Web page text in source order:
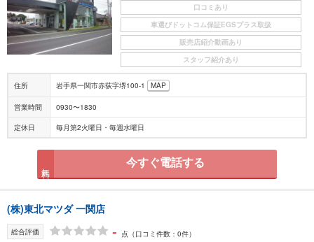
口コミあり
車選びドットコム保証EGSプラス取扱
販売店紹介動画あり
スタッフ紹介あり
住所 岩手県一関市赤荻字堺100-1 MAP
営業時間 0930〜1830
定休日 毎月第2火曜日・毎週水曜日
今すぐ電話する
(株)東北マツダ 一関店
総合評価 - 点 （口コミ件数：0件）